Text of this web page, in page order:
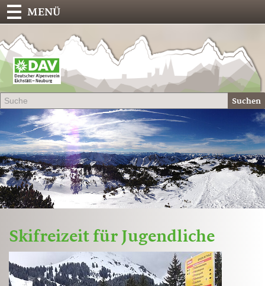
Suchen
MENÜ
Skifreizeit für Jugendliche